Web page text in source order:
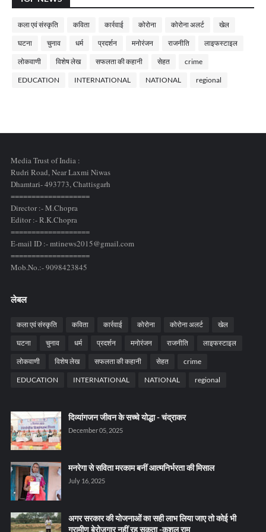
कला एवं संस्कृति कविता कार्रवाई कोरोना कोरोना अलर्ट खेल
घटना चुनाव धर्म प्रदर्शन मनोरंजन राजनीति लाइफस्टाइल
लोकवाणी विशेष लेख सफलता की कहानी सेहत crime
EDUCATION INTERNATIONAL NATIONAL regional
Media Trust of India :
Rudri Road, Near Laxmi Niwas
Dhamtari- 493773,Chattisgarh
===================
Director :- M.Chopra
Editor :- R.K.Chopra
===================
E-mail ID :- mtinews2015@gmail.com
===================
Mob.No.:- 9098423845
लेबल
कला एवं संस्कृति कविता कार्रवाई कोरोना कोरोना अलर्ट खेल
घटना चुनाव धर्म प्रदर्शन मनोरंजन राजनीति लाइफस्टाइल
लोकवाणी विशेष लेख सफलता की कहानी सेहत crime
EDUCATION INTERNATIONAL NATIONAL regional
दिव्यांगजन जीवन के सच्चे योद्धा - चंद्राकर
December 05, 2025
मनरेगा से सविता मरकाम बनीं आत्मनिर्भरता की मिसाल
July 16, 2025
अगर सरकार की योजनाओं का सही लाभ लिया जाए तो कोई भी
ग्रामीण बेरोजगार नहीं रह सकता -कुशल राम